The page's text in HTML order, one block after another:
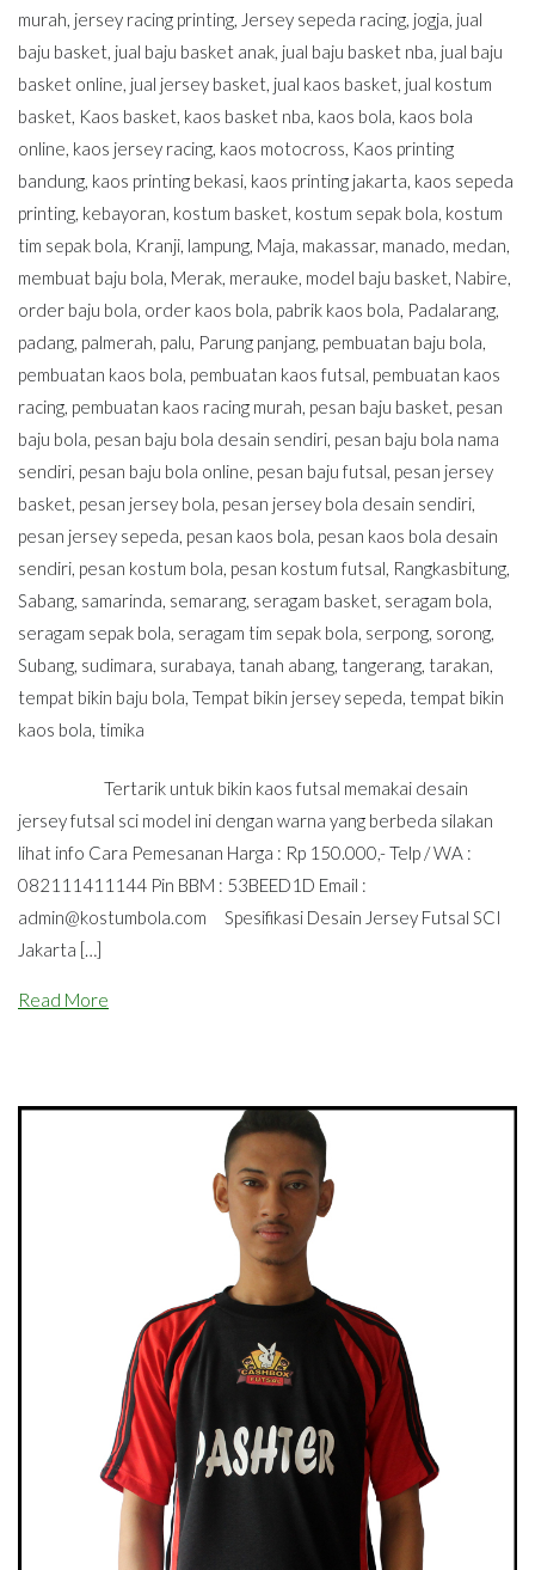
murah jersey racing printing Jersey sepeda racing jogja jual
baju basket jual baju basket anak jual baju basket nba jual baju
basket online jual jersey basket jual kaos basket jual kostum
basket Kaos basket kaos basket nba kaos bola kaos bola
online kaos jersey racing kaos motocross Kaos printing
bandung kaos printing bekasi kaos printing jakarta kaos sepeda
printing kebayoran kostum basket kostum sepak bola kostum
tim sepak bola Kranji lampung Maja makassar, manado medan
membuat baju bola Merak merauke model baju basket Nabire
order baju bola order kaos bola pabrik kaos bola Padalarang
padang palmerah palu Parung panjang pembuatan baju bola
pembuatan kaos bola pembuatan kaos futsal pembuatan kaos
racing pembuatan kaos racing murah pesan baju basket pesan
baju bola pesan baju bola desain sendiri pesan baju bola nama
sendiri pesan baju bola online pesan baju futsal pesan jersey
basket pesan jersey bola pesan jersey bola desain sendiri
pesan jersey sepeda pesan kaos bola pesan kaos bola desain
sendiri pesan kostum bola pesan kostum futsal Rangkasbitung
Sabang samarinda semarang seragam basket seragam bola
seragam sepak bola seragam tim sepak bola serpong sorong
Subang sudimara surabaya tanah abang tangerang tarakan
tempat bikin baju bola Tempat bikin jersey sepeda tempat bikin
kaos bola timika
Tertarik untuk bikin kaos futsal memakai desain
jersey futsal sci model ini dengan warna yang berbeda silakan
lihat info Cara Pemesanan Harga : Rp 150.000,- Telp / WA :
082111411144 Pin BBM : 53BEED1D Email :
admin@kostumbola.com Spesifikasi Desain Jersey Futsal SCI
Jakarta […]
Read More